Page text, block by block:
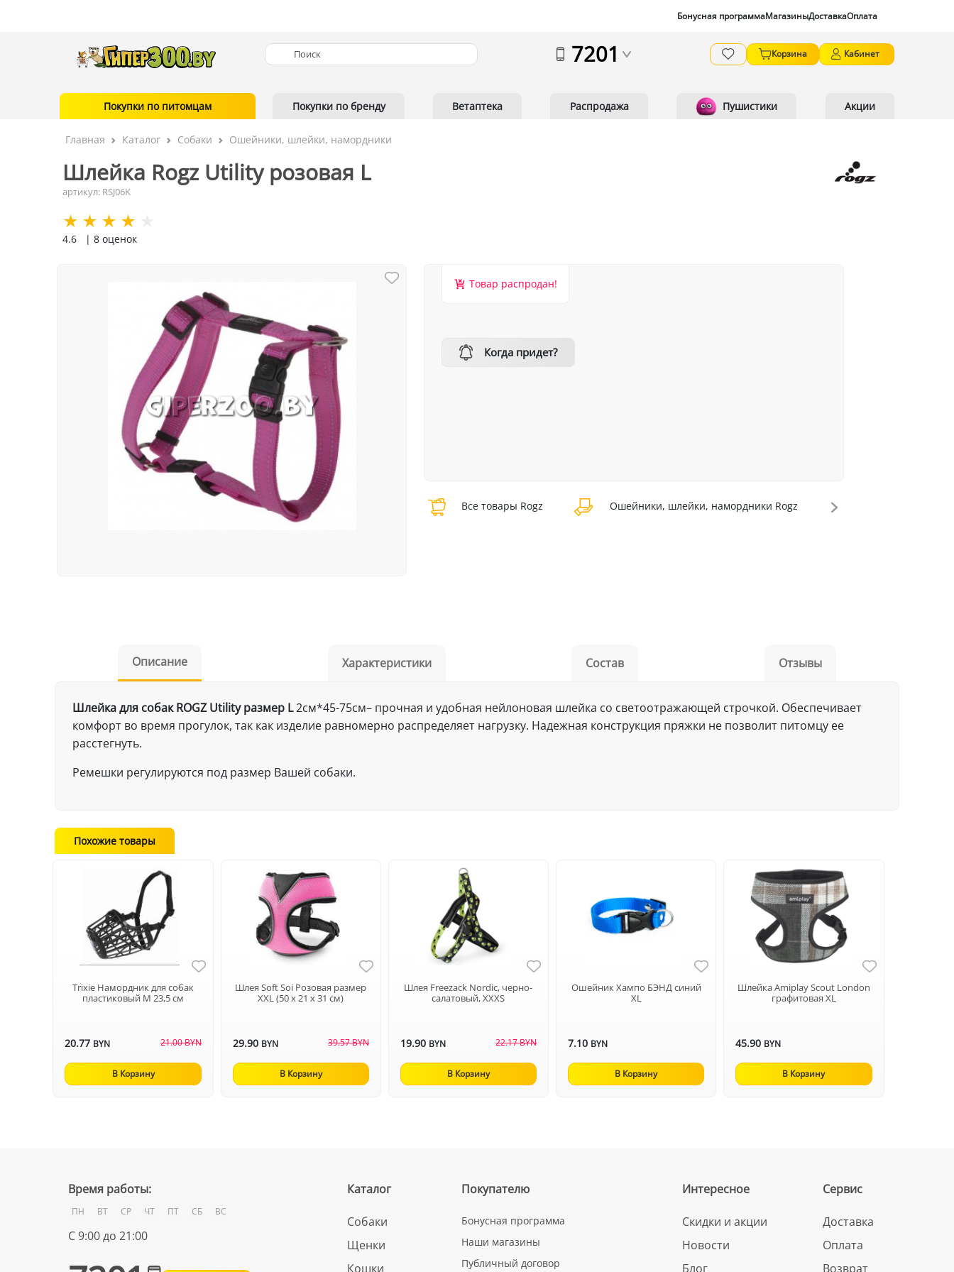
Бонусная программаМагазиныДоставкаОплата
7201 Корзина Кабинет
Покупки по питомцам Покупки по бренду Ветаптека Распродажа Пушистики Акции
Главная Каталог Собаки Ошейники, шлейки, намордники
Шлейка Rogz Utility розовая L
артикул: RSJ06K
4.6 | 8 оценок
Товар распродан!
Когда придет?
Все товары Rogz Ошейники, шлейки, намордники Rogz
Описание Характеристики Состав Отзывы
Шлейка для собак ROGZ Utility размер L2см*45-75см– прочная и удобная нейлоновая шлейка со светоотражающей строчкой. Обеспечивает
комфорт во время прогулок, так как изделие равномерно распределяет нагрузку. Надежная конструкция пряжки не позволит питомцу ее
расстегнуть.
Ремешки регулируются под размер Вашей собаки.
Похожие товары
Trixie Намордник для собак
пластиковый M 23,5 см
20.77 BYN 21.00 BYN
В Корзину
Шлея Soft Soi Розовая размер
XXL (50 х 21 х 31 см)
29.90 BYN 39.57 BYN
В Корзину
Шлея Freezack Nordic, черно-
салатовый, XXXS
19.90 BYN 22.17 BYN
В Корзину
Ошейник Хампо БЭНД синий
XL
7.10 BYN
В Корзину
Шлейка Amiplay Scout London
графитовая XL
45.90 BYN
В Корзину
Время работы:
ПН ВТ СР ЧТ ПТ СБ ВС
С 9:00 до 21:00
Каталог
Собаки
Щенки
Кошки
Покупателю
Бонусная программа
Наши магазины
Публичный договор
Интересное
Скидки и акции
Новости
Блог
Сервис
Доставка
Оплата
Возврат